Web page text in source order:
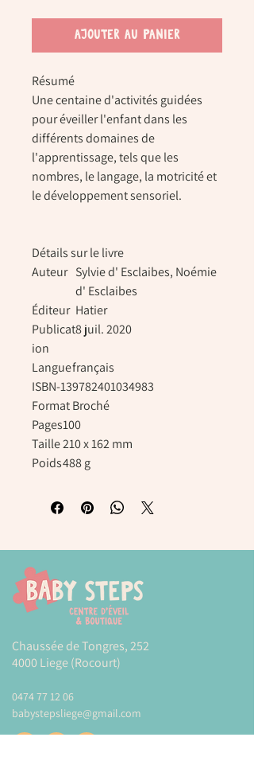
AJOUTER AU PANIER
Résumé
Une centaine d'activités guidées
pour éveiller l'enfant dans les
différents domaines de
l'apprentissage, tels que les
nombres, le langage, la motricité et
le développement sensoriel.
Détails sur le livre
Auteur Sylvie d' Esclaibes, Noémie
d' Esclaibes
Éditeur Hatier
Publicat
ion
8 juil. 2020
Languefrançais
ISBN-139782401034983
FormatBroché
Pages100
Taille210 x 162 mm
Poids488 g
Chaussée de Tongres, 252
4000 Liege (Rocourt)
0474 77 12 06
babystepsliege@gmail.com